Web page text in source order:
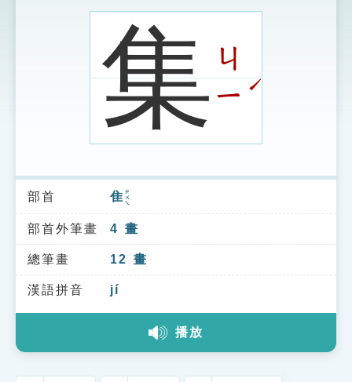
索引選單
知識索引
單字索引
生命大百科索引
教學應用
示
集 ㄐ
ㄧˊ
部首 隹 ㄓㄨㄟ
部首外筆畫 4 畫
總筆畫 12 畫
漢語拼音 jí
播放